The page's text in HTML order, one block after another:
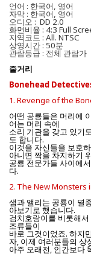
언어 : 한국어, 영어
자막 : 한국어, 영어
오디오 : DD 2.0
화면비율 : 4:3 Full
지역코드 : All. NTSC
상영시간 : 50분
관람등급 : 전체 관람가
줄거리
Bonehead
1. Revenge of the
어떤 공룡들은 머리에
어는 머리 속에
소리 기관을 갖고 있기
도 합니다.
이것을 자신들을 보호
아니면 짝을 차지하기
공룡 전문가들 사이에
다.
2. The New Monsters
샘과 앨리는 공룡이 멸
아보기로 했습니다.
검치호랑이를 비롯해
조류들이
바로 그것이었죠. 하지
자, 이제 여러분들의 상
아주 오래전, 인간보다